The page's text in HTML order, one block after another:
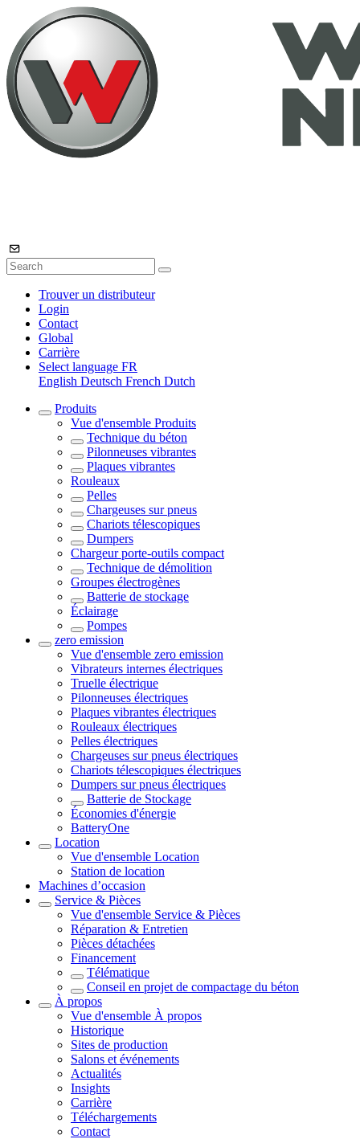
Trouver un distributeur
Login
Contact
Global
Carrière
Select language FR
English Deutsch French Dutch
Produits
Vue d'ensemble Produits
Technique du béton
Pilonneuses vibrantes
Plaques vibrantes
Rouleaux
Pelles
Chargeuses sur pneus
Chariots télescopiques
Dumpers
Chargeur porte-outils compact
Technique de démolition
Groupes électrogènes
Batterie de stockage
Éclairage
Pompes
zero emission
Vue d'ensemble zero emission
Vibrateurs internes électriques
Truelle électrique
Pilonneuses électriques
Plaques vibrantes électriques
Rouleaux électriques
Pelles électriques
Chargeuses sur pneus électriques
Chariots télescopiques électriques
Dumpers sur pneus électriques
Batterie de Stockage
Économies d'énergie
BatteryOne
Location
Vue d'ensemble Location
Station de location
Machines d’occasion
Service & Pièces
Vue d'ensemble Service & Pièces
Réparation & Entretien
Pièces détachées
Financement
Télématique
Conseil en projet de compactage du béton
À propos
Vue d'ensemble À propos
Historique
Sites de production
Salons et événements
Actualités
Insights
Carrière
Téléchargements
Contact